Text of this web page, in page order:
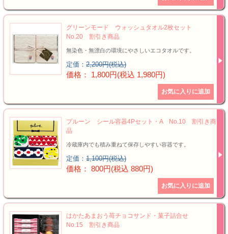
グリーンモード ウォッシュタオル2枚セット
No.20 割引き商品
無染色・無漂白の環境にやさしいエコタオルです。
定価： 2,200円(税込)
価格： 1,800円(税込 1,980円)
プルーン シール容器4Pセット・A No.10 割引き商
品
冷蔵庫内でも積み重ねて保存しやすい容器です。
定価： 1,100円(税込)
価格： 800円(税込 880円)
はかたあまおう苺チョコサンド・菓子詰合せ
No.15 割引き商品